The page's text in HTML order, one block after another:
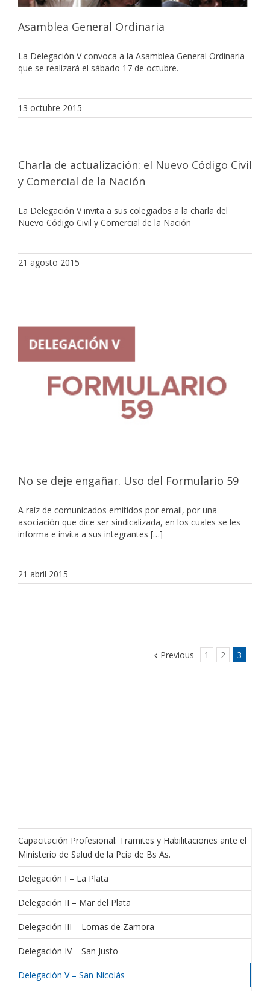
Asamblea General Ordinaria
La Delegación V convoca a la Asamblea General Ordinaria
que se realizará el sábado 17 de octubre.
13 octubre 2015
Charla de actualización: el Nuevo Código Civil
y Comercial de la Nación
La Delegación V invita a sus colegiados a la charla del
Nuevo Código Civil y Comercial de la Nación
21 agosto 2015
No se deje engañar. Uso del Formulario 59
A raíz de comunicados emitidos por email, por una
asociación que dice ser sindicalizada, en los cuales se les
informa e invita a sus integrantes […]
21 abril 2015
Previous 1 2 3
Capacitación Profesional: Tramites y Habilitaciones ante el
Ministerio de Salud de la Pcia de Bs As.
Delegación I – La Plata
Delegación II – Mar del Plata
Delegación III – Lomas de Zamora
Delegación IV – San Justo
Delegación V – San Nicolás